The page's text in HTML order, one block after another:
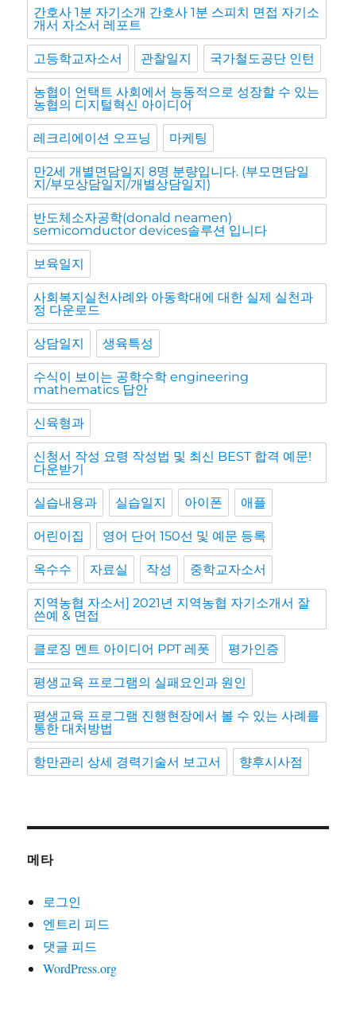
간호사 1분 자기소개 간호사 1분 스피치 면접 자기소
개서 자소서 레포트
고등학교자소서 관찰일지 국가철도공단 인턴
농협이 언택트 사회에서 능동적으로 성장할 수 있는
농협의 디지털혁신 아이디어
레크리에이션 오프닝 마케팅
만2세 개별면담일지 8명 분량입니다. (부모면담일
지/부모상담일지/개별상담일지)
반도체소자공학(donald neamen)
semicomductor devices솔루션 입니다
보육일지
사회복지실천사례와 아동학대에 대한 실제 실천과
정 다운로드
상담일지 생육특성
수식이 보이는 공학수학 engineering
mathematics 답안
신육형과
신청서 작성 요령 작성법 및 최신 BEST 합격 예문!
다운받기
실습내용과 실습일지 아이폰 애플
어린이집 영어 단어 150선 및 예문 등록
옥수수 자료실 작성 중학교자소서
지역농협 자소서] 2021년 지역농협 자기소개서 잘
쓴예 & 면접
클로징 멘트 아이디어 PPT 레폿 평가인증
평생교육 프로그램의 실패요인과 원인
평생교육 프로그램 진행현장에서 볼 수 있는 사례를
통한 대처방법
항만관리 상세 경력기술서 보고서 향후시사점
메타
로그인
엔트리 피드
댓글 피드
WordPress.org